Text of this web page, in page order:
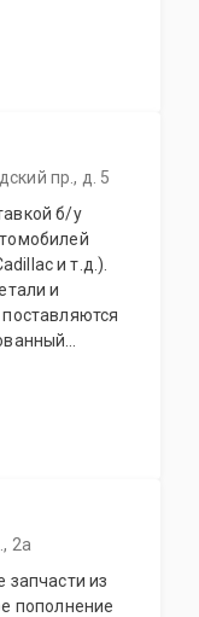
качества
и
оптовых
пр., д. 5
б/у
и т.д.).
и
2а
запчасти из
пополнение